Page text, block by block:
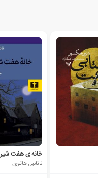
خانه ی هفت
ناتانیل هاثورن